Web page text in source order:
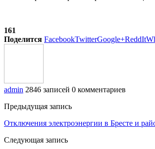
161
Поделится FacebookTwitterGoogle+ReddIt
admin 2846 записей 0 комментариев
Предыдущая запись
Отключения электроэнергии в Бресте и
Следующая запись